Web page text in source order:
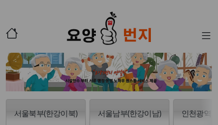
서울북부(한강이북) 서울남부(한강이남) 인천광역시